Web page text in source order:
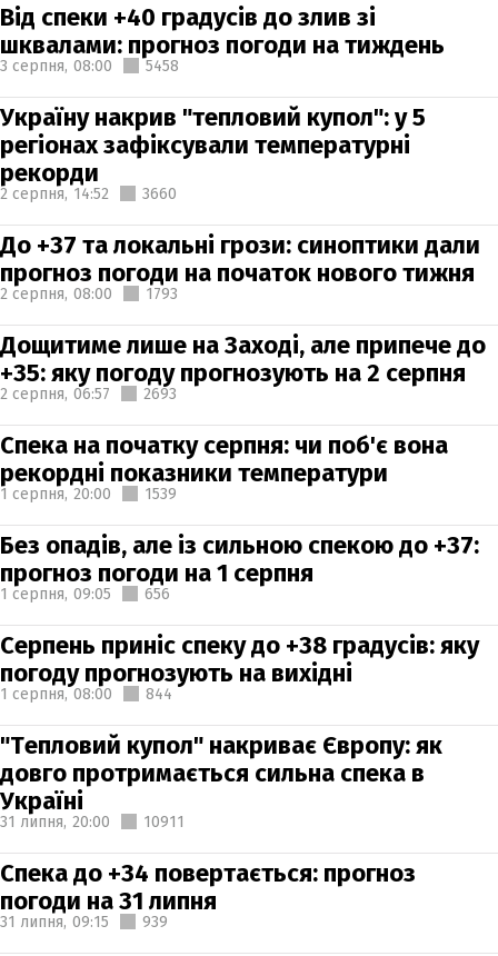
Від спеки +40 градусів до злив зі
шквалами: прогноз погоди на тиждень
3 серпня, 08:00 5458
Україну накрив "тепловий купол": у 5
регіонах зафіксували температурні
рекорди
2 серпня, 14:52 3660
До +37 та локальні грози: синоптики дали
прогноз погоди на початок нового тижня
2 серпня, 08:00 1793
Дощитиме лише на Заході, але припече до
+35: яку погоду прогнозують на 2 серпня
2 серпня, 06:57 2693
Спека на початку серпня: чи поб'є вона
рекордні показники температури
1 серпня, 20:00 1539
Без опадів, але із сильною спекою до +37:
прогноз погоди на 1 серпня
1 серпня, 09:05 656
Серпень приніс спеку до +38 градусів: яку
погоду прогнозують на вихідні
1 серпня, 08:00 844
"Тепловий купол" накриває Європу: як
довго протримається сильна спека в
Україні
31 липня, 20:00 10911
Спека до +34 повертається: прогноз
погоди на 31 липня
31 липня, 09:15 939